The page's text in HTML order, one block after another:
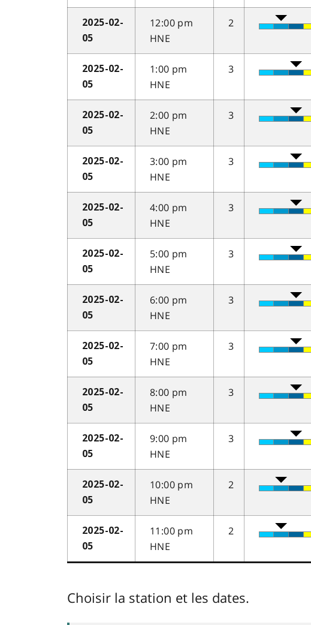
2025-02-
05
12:00 pm
HNE
2
2025-02-
05
1:00 pm
HNE
3
2025-02-
05
2:00 pm
HNE
3
2025-02-
05
3:00 pm
HNE
3
2025-02-
05
4:00 pm
HNE
3
2025-02-
05
5:00 pm
HNE
3
2025-02-
05
6:00 pm
HNE
3
2025-02-
05
7:00 pm
HNE
3
2025-02-
05
8:00 pm
HNE
3
2025-02-
05
9:00 pm
HNE
3
2025-02-
05
10:00 pm
HNE
2
2025-02-
05
11:00 pm
HNE
2
Choisir la station et les dates.